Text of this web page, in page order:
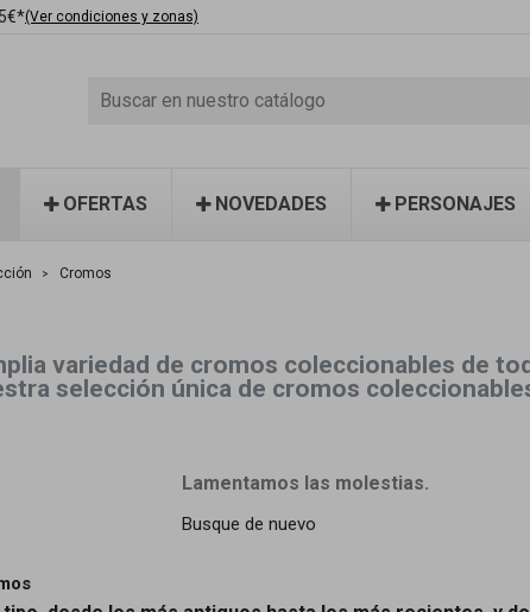
(Ver condiciones y zonas)
OFERTAS NOVEDADES PERSONAJES
Cromos
variedad de cromos coleccionables de
selección única de cromos
Lamentamos las molestias.
Busque de nuevo